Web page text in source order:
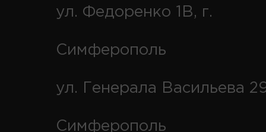
ул. Федоренко 1В, г.
Симферополь
ул. Генерала Васильева
Симферополь